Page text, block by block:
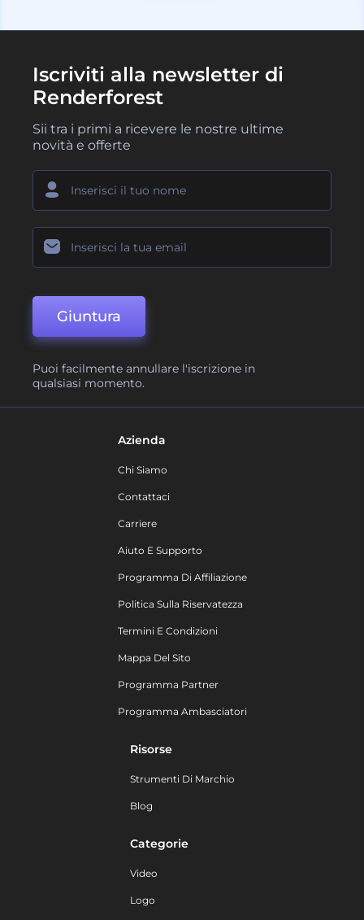
Iscriviti alla newsletter di
Renderforest
Sii tra i primi a ricevere le nostre ultime
novità e offerte
Giuntura
Puoi facilmente annullare l'iscrizione in
qualsiasi momento.
Azienda
Chi Siamo
Contattaci
Carriere
Aiuto E Supporto
Programma Di Affiliazione
Politica Sulla Riservatezza
Termini E Condizioni
Mappa Del Sito
Programma Partner
Programma Ambasciatori
Risorse
Strumenti Di Marchio
Blog
Categorie
Video
Logo